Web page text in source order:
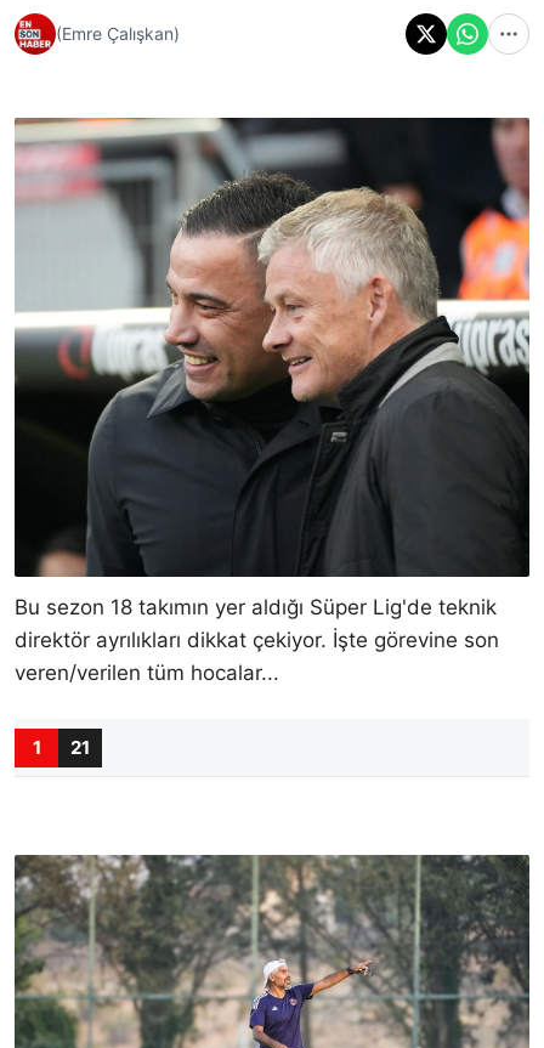
(Emre Çalışkan)
Bu sezon 18 takımın yer aldığı Süper Lig'de teknik
direktör ayrılıkları dikkat çekiyor. İşte görevine son
veren/verilen tüm hocalar...
1 21